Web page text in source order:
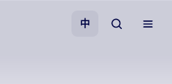
中